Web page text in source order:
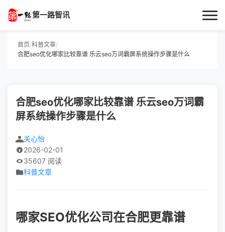
第一路智讯
首页
科普文章
数码科技
实用技巧
首页 /科普文章/
合肥seo优化哪家比较靠谱 乐云seo万词霸屏系统操作步骤是什么
合肥seo优化哪家比较靠谱 乐云seo万词霸
屏系统操作步骤是什么
关心怡
2026-02-01
35607 阅读
科普文章
哪家SEO优化公司在合肥更靠谱